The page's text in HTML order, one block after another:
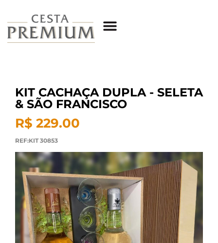
KIT CACHAÇA DUPLA - SELETA
& SÃO FRANCISCO
R$ 229.00
REF:KIT 30853